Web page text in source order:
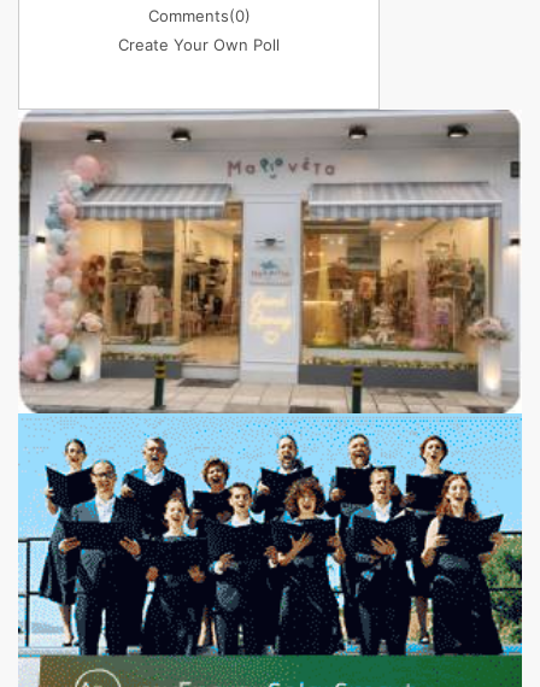
Comments(0)
Create Your Own Poll